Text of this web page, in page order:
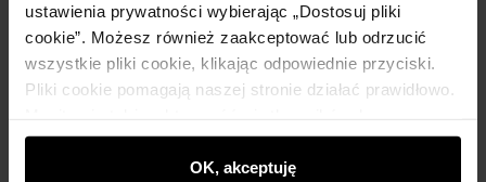
ustawienia prywatności wybierając „Dostosuj pliki
cookie”. Możesz również zaakceptować lub odrzucić
wszystkie pliki cookie, klikając odpowiednie przyciski.
Pliki cookie pomagają naszej stronie działać prawidłowo.
wyświetlać im dopasowane do ich preferencji treści,
rekomendacje oraz komunikaty reklamowe informujące o
OK, akceptuję
Wybierz rozmiar
Dodaj do koszyka